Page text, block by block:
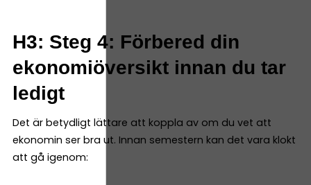
H3: Steg 4: Förbered din
ekonomiöversikt innan du tar
ledigt
Det är betydligt lättare att koppla av om du vet att
ekonomin ser bra ut. Innan semestern kan det vara klokt
att gå igenom: